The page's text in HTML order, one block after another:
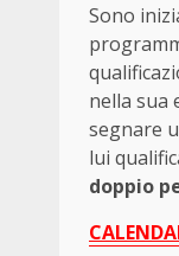
Sono
nella sua
segnare
lui
doppio